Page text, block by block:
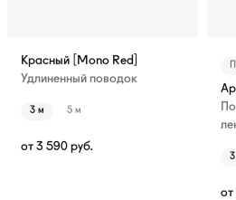
Красный [Mono Red]
Удлиненный поводок
3 м 5 м
от 3 590 руб.
от